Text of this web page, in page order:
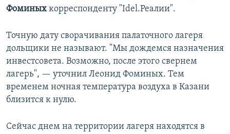
Фоминых корреспонденту "Idel.Реалии".
Точную дату сворачивания палаточного лагеря
дольщики не называют. "Мы дождемся назначения
инвестсовета. Возможно, после этого свернем
лагерь", — уточнил Леонид Фоминых. Тем
временем ночная температура воздуха в Казани
близится к нулю.
Сейчас днем на территории лагеря находятся в